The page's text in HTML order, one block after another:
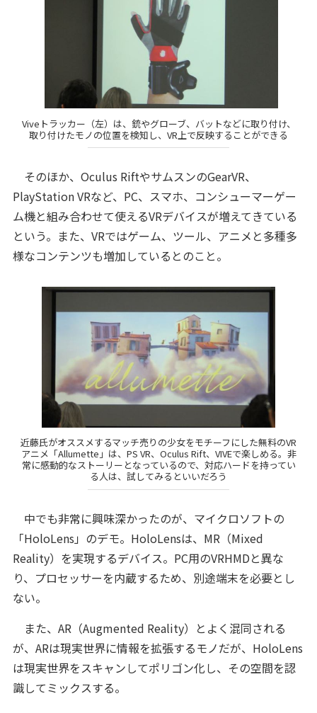
Viveトラッカー（左）は、銃やグローブ、バットなどに取り付け、
取り付けたモノの位置を検知し、VR上で反映することができる
そのほか、Oculus RiftやサムスンのGearVR、
PlayStation VRなど、PC、スマホ、コンシューマーゲー
ム機と組み合わせて使えるVRデバイスが増えてきている
という。また、VRではゲーム、ツール、アニメと多種多
様なコンテンツも増加しているとのこと。
近藤氏がオススメするマッチ売りの少女をモチーフにした無料のVR
アニメ「Allumette」は、PS VR、Oculus Rift、VIVEで楽しめる。非
常に感動的なストーリーとなっているので、対応ハードを持ってい
る人は、試してみるといいだろう
中でも非常に興味深かったのが、マイクロソフトの
「HoloLens」のデモ。HoloLensは、MR（Mixed
Reality）を実現するデバイス。PC用のVRHMDと異な
り、プロセッサーを内蔵するため、別途端末を必要とし
ない。
また、AR（Augmented Reality）とよく混同される
が、ARは現実世界に情報を拡張するモノだが、HoloLens
は現実世界をスキャンしてポリゴン化し、その空間を認
識してミックスする。